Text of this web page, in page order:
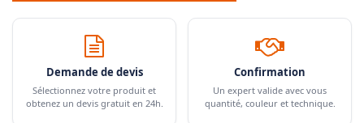
Demande de devis
Sélectionnez votre produit et
obtenez un devis gratuit en 24h.
Confirmation
Un expert valide avec vous
quantité, couleur et technique.